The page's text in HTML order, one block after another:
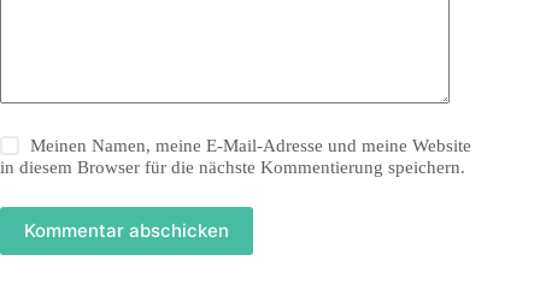
Meinen Namen, meine E-Mail-Adresse und meine Website
in diesem Browser für die nächste Kommentierung speichern.
Kommentar abschicken